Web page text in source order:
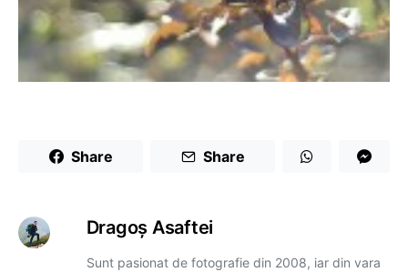
Share Share
Dragoş Asaftei
Sunt pasionat de fotografie din 2008, iar din vara